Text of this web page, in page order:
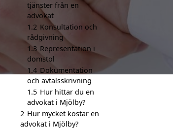
tjänster från en
advokat
1.2 Konsultation och
rådgivning
1.3 Representation i
domstol
1.4 Dokumentation
och avtalsskrivning
1.5 Hur hittar du en
advokat i Mjölby?
2 Hur mycket kostar en
advokat i Mjölby?